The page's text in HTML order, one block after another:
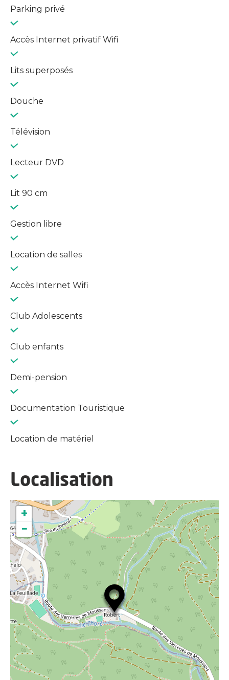
Parking privé
Accès Internet privatif Wifi
Lits superposés
Douche
Télévision
Lecteur DVD
Lit 90 cm
Gestion libre
Location de salles
Accès Internet Wifi
Club Adolescents
Club enfants
Demi-pension
Documentation Touristique
Location de matériel
Localisation
+
−